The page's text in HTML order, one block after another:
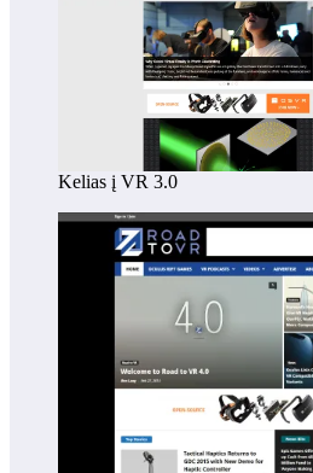
Kelias į VR 3.0